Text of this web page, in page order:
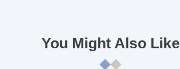
You Might Also Like